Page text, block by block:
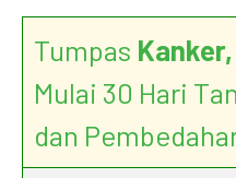
Tumpas
Mulai 30 Hari
dan